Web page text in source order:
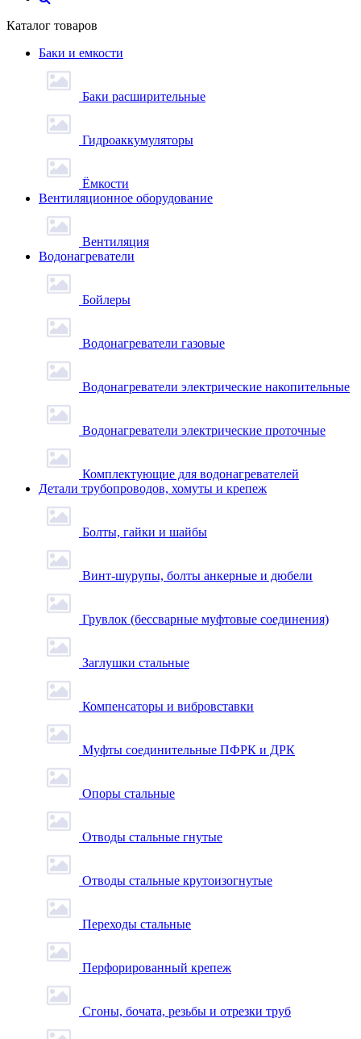
Каталог товаров
Баки и емкости
Баки расширительные
Гидроаккумуляторы
Ёмкости
Вентиляционное оборудование
Вентиляция
Водонагреватели
Бойлеры
Водонагреватели газовые
Водонагреватели электрические накопительные
Водонагреватели электрические проточные
Комплектующие для водонагревателей
Детали трубопроводов, хомуты и крепеж
Болты, гайки и шайбы
Винт-шурупы, болты анкерные и дюбели
Грувлок (бессварные муфтовые соединения)
Заглушки стальные
Компенсаторы и вибровставки
Муфты соединительные ПФРК и ДРК
Опоры стальные
Отводы стальные гнутые
Отводы стальные крутоизогнутые
Переходы стальные
Перфорированный крепеж
Сгоны, бочата, резьбы и отрезки труб